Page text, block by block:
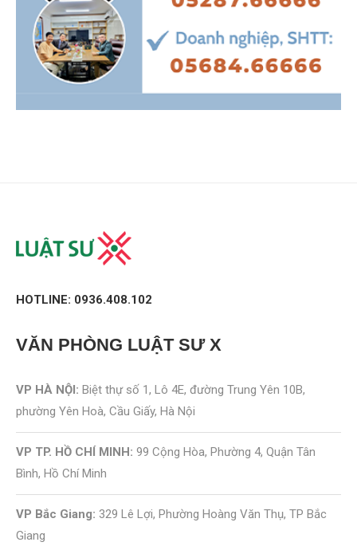
HOTLINE: 0936.408.102
VĂN PHÒNG LUẬT SƯ X
VP HÀ NỘI: Biệt thự số 1, Lô 4E, đường Trung Yên 10B,
phường Yên Hoà, Cầu Giấy, Hà Nội
VP TP. HỒ CHÍ MINH: 99 Cộng Hòa, Phường 4, Quận Tân
Bình, Hồ Chí Minh
VP Bắc Giang: 329 Lê Lợi, Phường Hoàng Văn Thụ, TP Bắc
Giang